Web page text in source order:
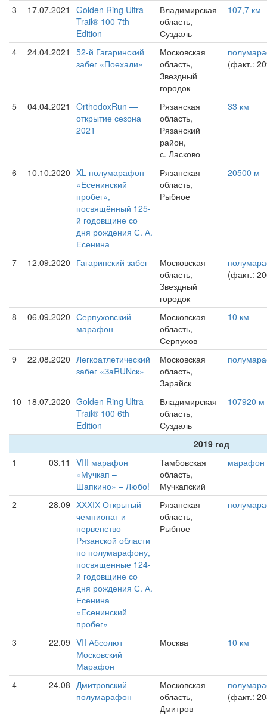
3 17.07.2021
Golden Ring Ultra-
Trail® 100 7th
Edition
Владимирская
область,
Суздаль
107,7 км
4 24.04.2021
52-й Гагаринский
забег «Поехали»
Московская
область,
Звездный
городок
(факт.:
5 04.04.2021
OrthodoxRun —
открытие сезона
2021
Рязанская
область,
Рязанский
район,
с. Ласково
33 км
6 10.10.2020 XL полумарафон
«Есенинский
пробег»,
посвящённый 125-
й годовщине со
дня рождения С. А.
Есенина
Рязанская
область,
Рыбное
20500 м
7 12.09.2020 Гагаринский забег
Московская
область,
Звездный
городок
(факт.:
8 06.09.2020 Серпуховский
марафон
Московская
область,
Серпухов
10 км
9 22.08.2020 Легкоатлетический
забег «ЗаRUNск»
Московская
область,
Зарайск
10 18.07.2020 Golden Ring Ultra-
Trail® 100 6th
Edition
Владимирская
область,
Суздаль
107920 м
2019 год
1
03.11
VIII марафон
«Мучкап –
Шапкино» – Любо!
Тамбовская
область,
Мучкапский
марафон
2 28.09 XXXIХ Открытый
чемпионат и
первенство
Рязанской области
по полумарафону,
посвященные 124-
й годовщине со
дня рождения С. А.
Есенина
«Есенинский
пробег»
Рязанская
область,
Рыбное
3 22.09 VII Абсолют
Московский
Марафон
Москва 10 км
4 24.08 Дмитровский
полумарафон
Московская
область,
Дмитров
(факт.: